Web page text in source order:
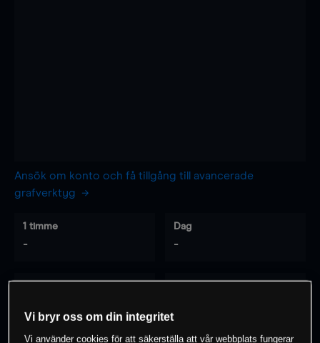
Ansök om konto och få tillgång till avancerade
grafverktyg
1 timme
-
Dag
-
Vi bryr oss om din integritet
Vi använder cookies för att säkerställa att vår webbplats fungerar